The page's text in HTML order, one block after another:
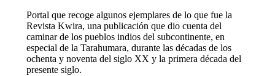
Portal que recoge algunos ejemplares de lo que fue la
Revista Kwira, una publicación que dio cuenta del
caminar de los pueblos indios del subcontinente, en
especial de la Tarahumara, durante las décadas de los
ochenta y noventa del siglo XX y la primera década del
presente siglo.